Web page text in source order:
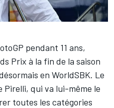
pendant 11 ans,
Prix à la fin de la saison
en WorldSBK. Le
Pirelli, qui va lui-même le
toutes les catégories